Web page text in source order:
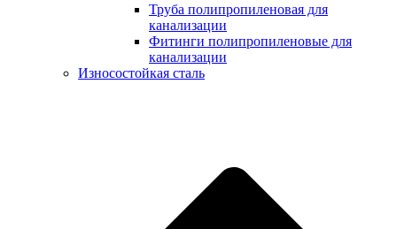
Труба полипропиленовая для
канализации
Фитинги полипропиленовые для
канализации
Износостойкая сталь